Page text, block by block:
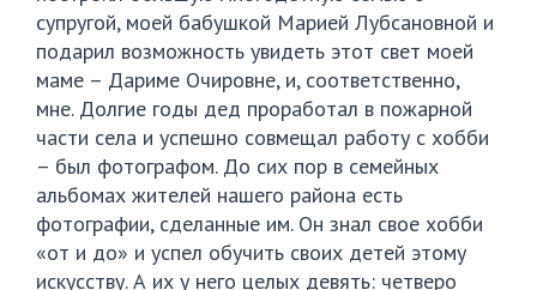
супругой, моей бабушкой Марией Лубсановной и
подарил возможность увидеть этот свет моей
маме – Дариме Очировне, и, соответственно,
мне. Долгие годы дед проработал в пожарной
части села и успешно совмещал работу с хобби
– был фотографом. До сих пор в семейных
альбомах жителей нашего района есть
фотографии, сделанные им. Он знал свое хобби
«от и до» и успел обучить своих детей этому
искусству. А их у него целых девять: четверо